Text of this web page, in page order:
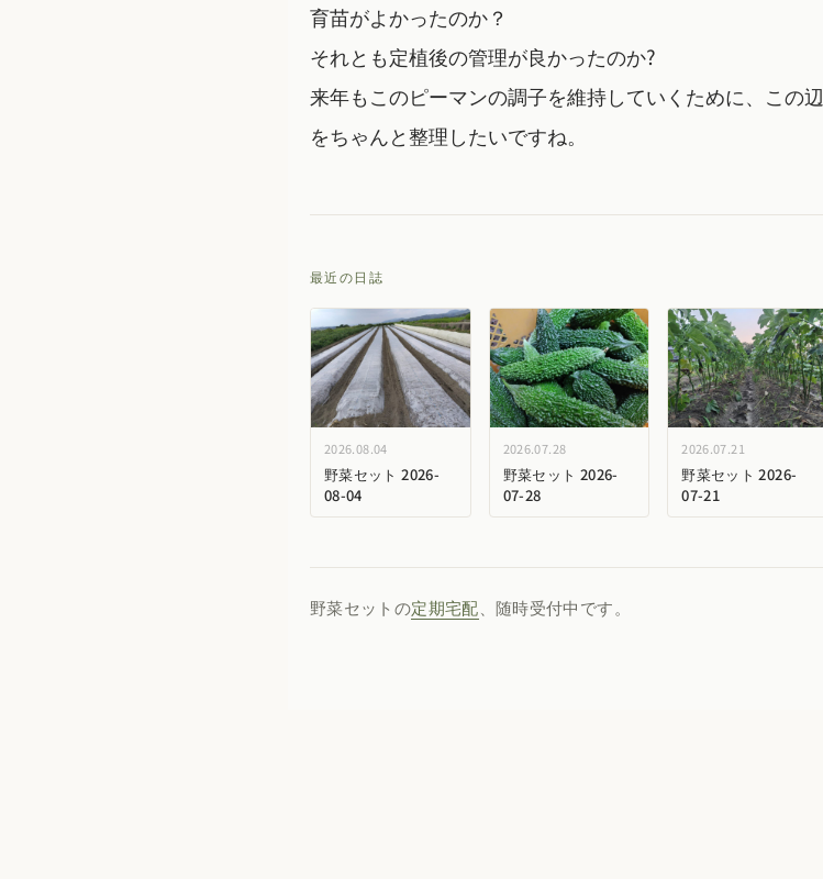
育苗がよかったのか？
それとも定植後の管理が良かったのか?
来年もこのピーマンの調子を維持していくために、この辺
をちゃんと整理したいですね。
最近の日誌
2026.08.04
野菜セット 2026-
08-04
2026.07.28
野菜セット 2026-
07-28
2026.07.21
野菜セット 2026-
07-21
野菜セットの定期宅配、随時受付中です。